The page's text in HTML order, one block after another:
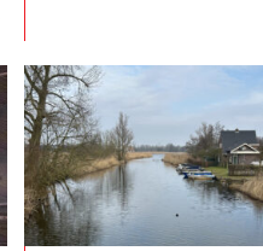
verhaal vertellen. En waar
Rembrandt kwam om Elsje te
tekenen.